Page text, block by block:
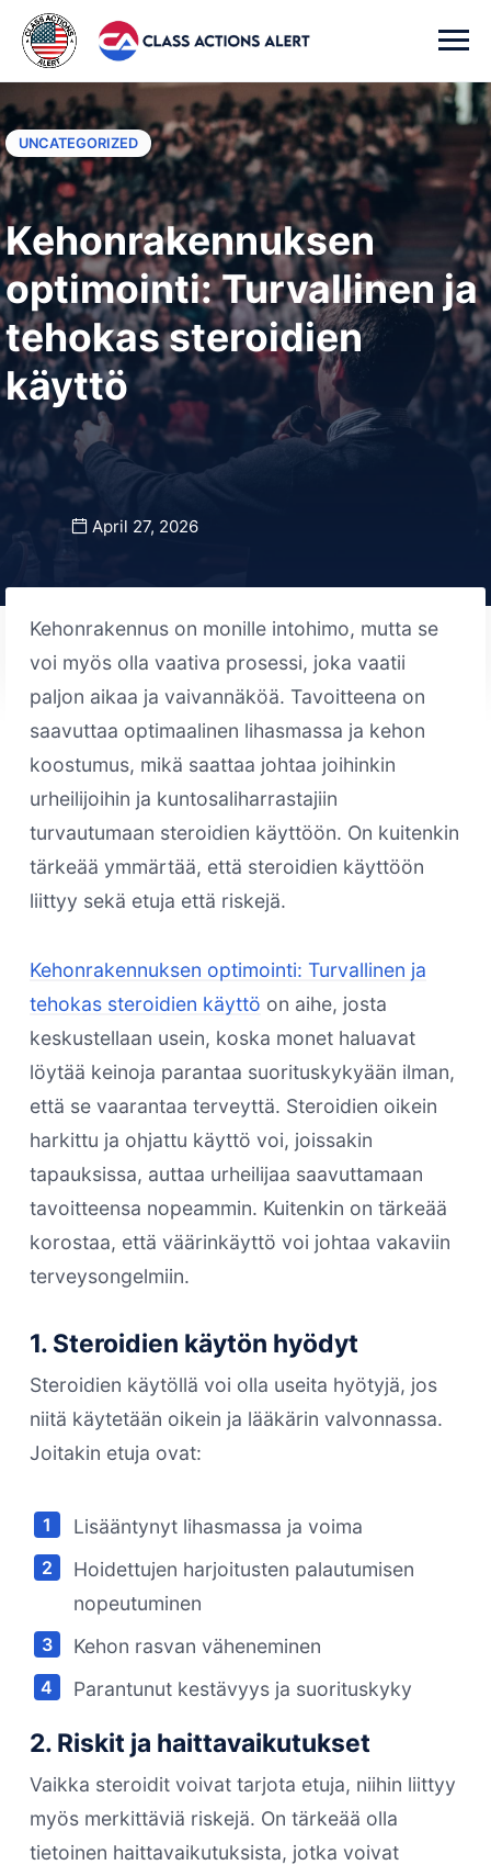
UNCATEGORIZED
Kehonrakennuksen
optimointi: Turvallinen ja
tehokas steroidien
käyttö
April 27, 2026
Kehonrakennus on monille intohimo, mutta se
voi myös olla vaativa prosessi, joka vaatii
paljon aikaa ja vaivannäköä. Tavoitteena on
saavuttaa optimaalinen lihasmassa ja kehon
koostumus, mikä saattaa johtaa joihinkin
urheilijoihin ja kuntosaliharrastajiin
turvautumaan steroidien käyttöön. On kuitenkin
tärkeää ymmärtää, että steroidien käyttöön
liittyy sekä etuja että riskejä.
Kehonrakennuksen optimointi: Turvallinen ja
tehokas steroidien käyttö on aihe, josta
keskustellaan usein, koska monet haluavat
löytää keinoja parantaa suorituskykyään ilman,
että se vaarantaa terveyttä. Steroidien oikein
harkittu ja ohjattu käyttö voi, joissakin
tapauksissa, auttaa urheilijaa saavuttamaan
tavoitteensa nopeammin. Kuitenkin on tärkeää
korostaa, että väärinkäyttö voi johtaa vakaviin
terveysongelmiin.
1. Steroidien käytön hyödyt
Steroidien käytöllä voi olla useita hyötyjä, jos
niitä käytetään oikein ja lääkärin valvonnassa.
Joitakin etuja ovat:
Lisääntynyt lihasmassa ja voima
Hoidettujen harjoitusten palautumisen
nopeutuminen
Kehon rasvan väheneminen
Parantunut kestävyys ja suorituskyky
2. Riskit ja haittavaikutukset
Vaikka steroidit voivat tarjota etuja, niihin liittyy
myös merkittäviä riskejä. On tärkeää olla
tietoinen haittavaikutuksista, jotka voivat